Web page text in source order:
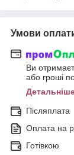
Умови
Ви
або гроші
Післяплата
Оплата на
Готівкою